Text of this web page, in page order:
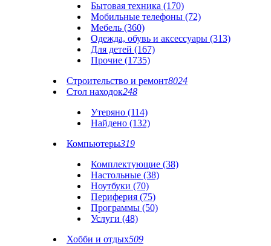
Бытовая техника (170)
Мобильные телефоны (72)
Мебель (360)
Одежда, обувь и аксессуары (313)
Для детей (167)
Прочие (1735)
Строительство и ремонт8024
Стол находок248
Утеряно (114)
Найдено (132)
Компьютеры319
Комплектующие (38)
Настольные (38)
Ноутбуки (70)
Периферия (75)
Программы (50)
Услуги (48)
Хобби и отдых509